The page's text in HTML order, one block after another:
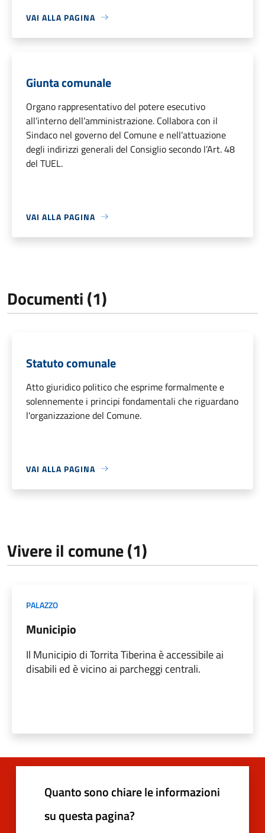
VAI ALLA PAGINA
Giunta comunale
Organo rappresentativo del potere esecutivo
all’interno dell’amministrazione. Collabora con il
Sindaco nel governo del Comune e nell’attuazione
degli indirizzi generali del Consiglio secondo l’Art. 48
del TUEL.
VAI ALLA PAGINA
Documenti (1)
Statuto comunale
Atto giuridico politico che esprime formalmente e
solennemente i principi fondamentali che riguardano
l'organizzazione del Comune.
VAI ALLA PAGINA
Vivere il comune (1)
PALAZZO
Municipio
Il Municipio di Torrita Tiberina è accessibile ai
disabili ed è vicino ai parcheggi centrali.
Quanto sono chiare le informazioni
su questa pagina?